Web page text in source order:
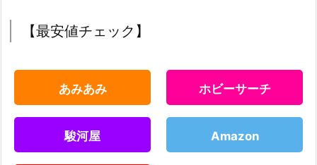
【最安値チェック】
あみあみ ホビーサーチ
駿河屋 Amazon